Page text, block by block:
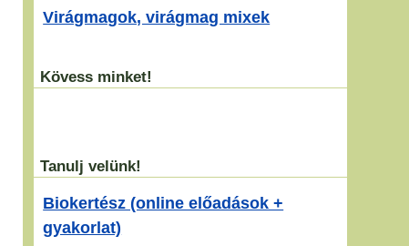
Virágmagok, virágmag mixek
Kövess minket!
Tanulj velünk!
Biokertész (online előadások +
gyakorlat)